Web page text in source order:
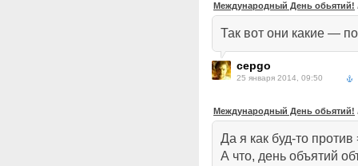
Международный День обьятий!
Так вот они какие —
cepgo
25 января 2014, 09:50
Международный День обьятий!
Да я как буд-то против
А что, день объятий